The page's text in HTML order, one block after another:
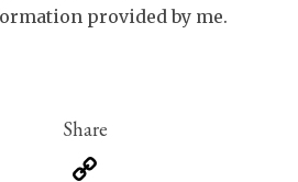
provided by me.